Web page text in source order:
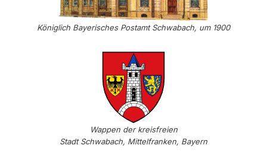
Königlich Bayerisches Postamt Schwabach, um 1900
Wappen der kreisfreien
Stadt Schwabach, Mittelfranken, Bayern